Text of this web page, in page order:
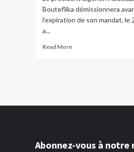
Bouteflika démissionnera
l’expiration de son mandat, le
a...
Read More
Abonnez-vous à